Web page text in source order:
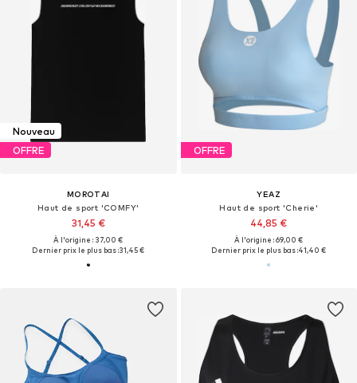
Nouveau
OFFRE
MOROTAI
Haut de sport 'COMFY'
31,45 €
À l'origine : 37,00 €
Dernier prix le plus bas :31,45 €
OFFRE
YEAZ
Haut de sport 'Cherie'
44,85 €
À l'origine : 69,00 €
Dernier prix le plus bas :41,40 €